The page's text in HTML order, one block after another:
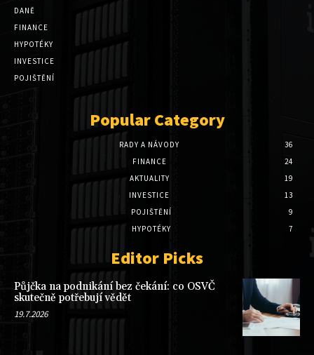
DANĚ
FINANCE
HYPOTÉKY
INVESTICE
POJIŠTĚNÍ
Popular Category
RADY A NÁVODY
36
FINANCE
24
AKTUALITY
19
INVESTICE
13
POJIŠTĚNÍ
9
HYPOTÉKY
7
Editor Picks
Půjčka na podnikání bez čekání: co OSVČ
skutečně potřebují vědět
19.7.2026